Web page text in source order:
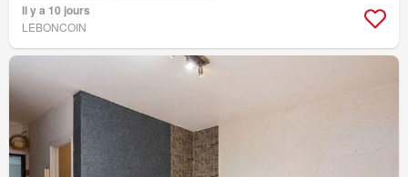
Il y a 10 jours
LEBONCOIN